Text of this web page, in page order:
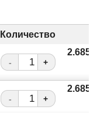
Количество
- +
2.685
- +
2.685